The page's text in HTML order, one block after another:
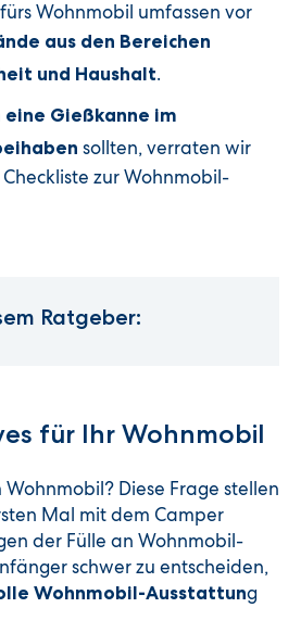
Wohnmobil umfassen vor
aus den Bereichen
und Haushalt.
eine Gießkanne im
sollten, verraten wir
zur Wohnmobil-
Ratgeber:
für Ihr Wohnmobil
Diese Frage stellen
Mal mit dem Camper
der Fülle an Wohnmobil-
schwer zu entscheiden,
Wohnmobil-Ausstattung